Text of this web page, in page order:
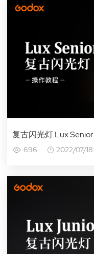
复古闪光灯 Lux Senior
696 2022/07/18